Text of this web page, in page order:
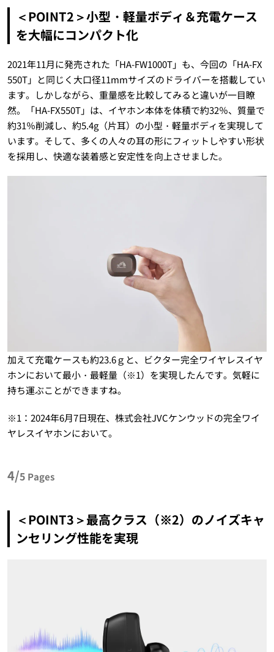
＜POINT2＞小型・軽量ボディ＆充電ケース
を大幅にコンパクト化
2021年11月に発売された「HA-FW1000T」も、今回の「HA-FX
550T」と同じく大口径11mmサイズのドライバーを搭載してい
ます。しかしながら、重量感を比較してみると違いが一目瞭
然。「HA-FX550T」は、イヤホン本体を体積で約32％、質量で
約31％削減し、約5.4g（片耳）の小型・軽量ボディを実現して
います。そして、多くの人々の耳の形にフィットしやすい形状
を採用し、快適な装着感と安定性を向上させました。
加えて充電ケースも約23.6ｇと、ビクター完全ワイヤレスイヤ
ホンにおいて最小・最軽量（※1）を実現したんです。気軽に
持ち運ぶことができますね。
※1：2024年6月7日現在、株式会社JVCケンウッドの完全ワイ
ヤレスイヤホンにおいて。
4/5 Pages
＜POINT3＞最高クラス（※2）のノイズキャ
ンセリング性能を実現